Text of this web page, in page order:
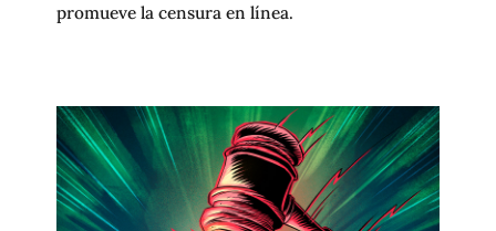
promueve la censura en línea.